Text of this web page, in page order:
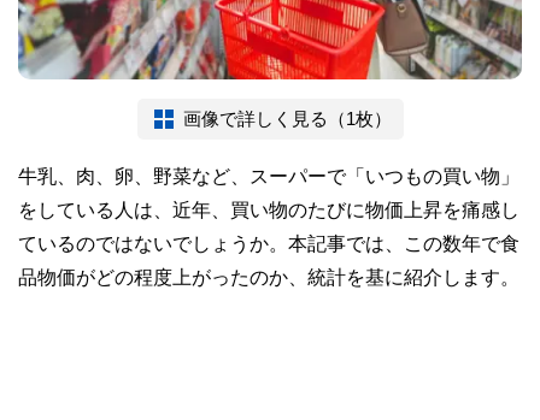
画像で詳しく見る（1枚）
牛乳、肉、卵、野菜など、スーパーで「いつもの買い物」
をしている人は、近年、買い物のたびに物価上昇を痛感し
ているのではないでしょうか。本記事では、この数年で食
品物価がどの程度上がったのか、統計を基に紹介します。